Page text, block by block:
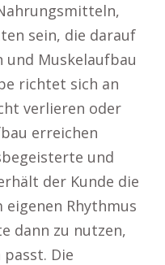
sein, die darauf
Muskelaufbau
richtet sich an
verlieren oder
erreichen
und
der Kunde die
Rhythmus
dann zu nutzen,
Die